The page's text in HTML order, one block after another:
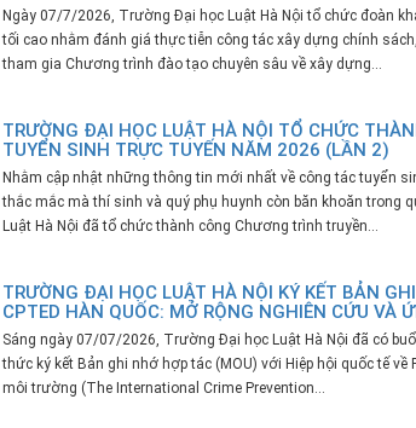
Ngày 07/7/2026, Trường Đại học Luật Hà Nội tổ chức đoàn
tối cao nhằm đánh giá thực tiễn công tác xây dựng chính
tham gia Chương trình đào tạo chuyên sâu về xây dựng...
TRƯỜNG ĐẠI HỌC LUẬT HÀ NỘI TỔ CHỨC
TUYỂN SINH TRỰC TUYẾN NĂM 2026 (LẦN 2)
Nhằm cập nhật những thông tin mới nhất về công tác tuyển
thắc mắc mà thí sinh và quý phụ huynh còn băn khoăn trong
Luật Hà Nội đã tổ chức thành công Chương trình truyền...
TRƯỜNG ĐẠI HỌC LUẬT HÀ NỘI KÝ KẾT BẢN
CPTED HÀN QUỐC: MỞ RỘNG NGHIÊN CỨU VÀ
Sáng ngày 07/07/2026, Trường Đại học Luật Hà Nội đã có
thức ký kết Bản ghi nhớ hợp tác (MOU) với Hiệp hội quốc tế
môi trường (The International Crime Prevention...